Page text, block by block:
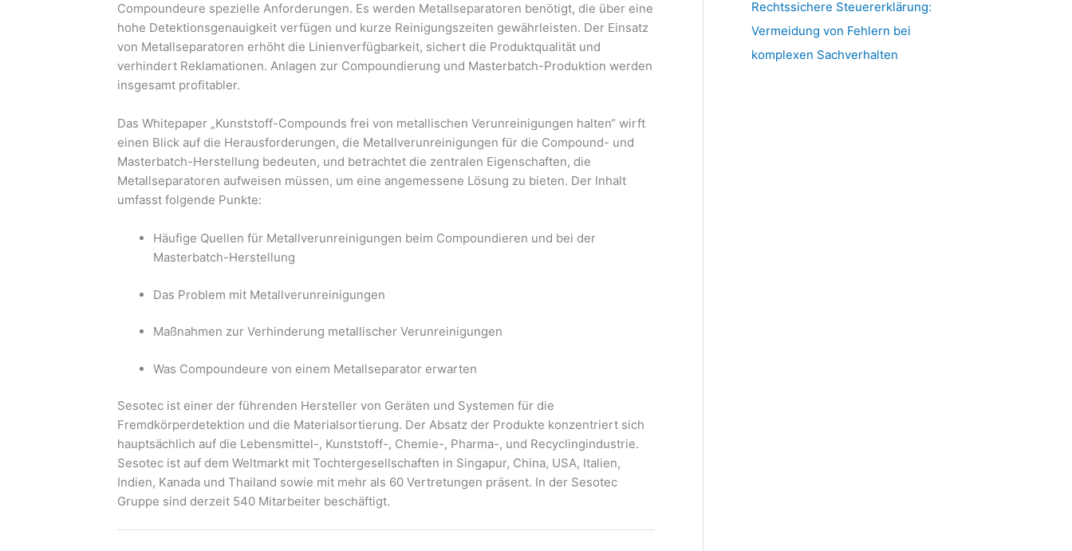
Compoundeure spezielle Anforderungen. Es werden Metallseparatoren benötigt, die über eine
hohe Detektionsgenauigkeit verfügen und kurze Reinigungszeiten gewährleisten. Der Einsatz
von Metallseparatoren erhöht die Linienverfügbarkeit, sichert die Produktqualität und
verhindert Reklamationen. Anlagen zur Compoundierung und Masterbatch-Produktion werden
insgesamt profitabler.
Das Whitepaper „Kunststoff-Compounds frei von metallischen Verunreinigungen halten“ wirft
einen Blick auf die Herausforderungen, die Metallverunreinigungen für die Compound- und
Masterbatch-Herstellung bedeuten, und betrachtet die zentralen Eigenschaften, die
Metallseparatoren aufweisen müssen, um eine angemessene Lösung zu bieten. Der Inhalt
umfasst folgende Punkte:
Häufige Quellen für Metallverunreinigungen beim Compoundieren und bei der
Masterbatch-Herstellung
Das Problem mit Metallverunreinigungen
Maßnahmen zur Verhinderung metallischer Verunreinigungen
Was Compoundeure von einem Metallseparator erwarten
Sesotec ist einer der führenden Hersteller von Geräten und Systemen für die
Fremdkörperdetektion und die Materialsortierung. Der Absatz der Produkte konzentriert sich
hauptsächlich auf die Lebensmittel-, Kunststoff-, Chemie-, Pharma-, und Recyclingindustrie.
Sesotec ist auf dem Weltmarkt mit Tochtergesellschaften in Singapur, China, USA, Italien,
Indien, Kanada und Thailand sowie mit mehr als 60 Vertretungen präsent. In der Sesotec
Gruppe sind derzeit 540 Mitarbeiter beschäftigt.
Rechtssichere Steuererklärung:
Vermeidung von Fehlern bei
komplexen Sachverhalten